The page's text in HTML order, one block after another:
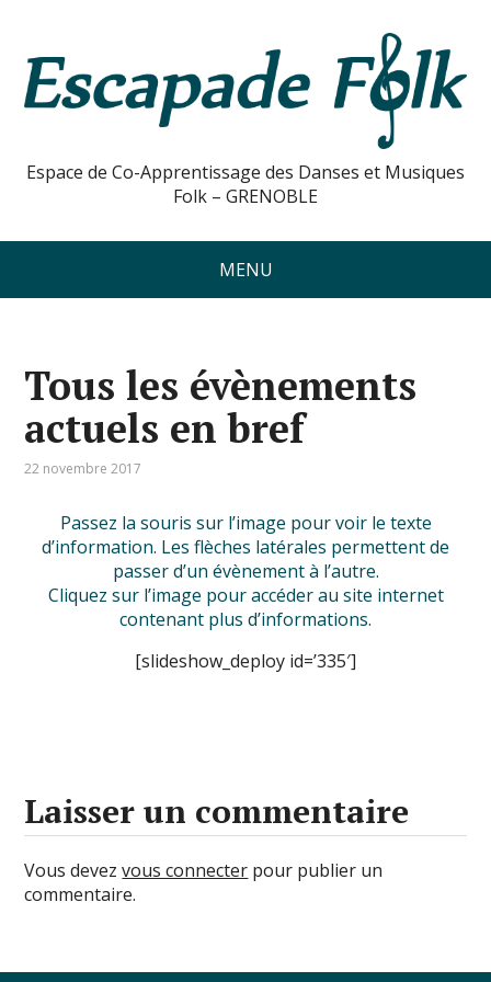
Espace de Co-Apprentissage des Danses et Musiques
Folk – GRENOBLE
MENU
Tous les évènements
actuels en bref
22 novembre 2017
Passez la souris sur l’image pour voir le texte
d’information. Les flèches latérales permettent de
passer d’un évènement à l’autre.
Cliquez sur l’image pour accéder au site internet
contenant plus d’informations.
[slideshow_deploy id=’335′]
Laisser un commentaire
Vous devezvous connecter pour publier un
commentaire.